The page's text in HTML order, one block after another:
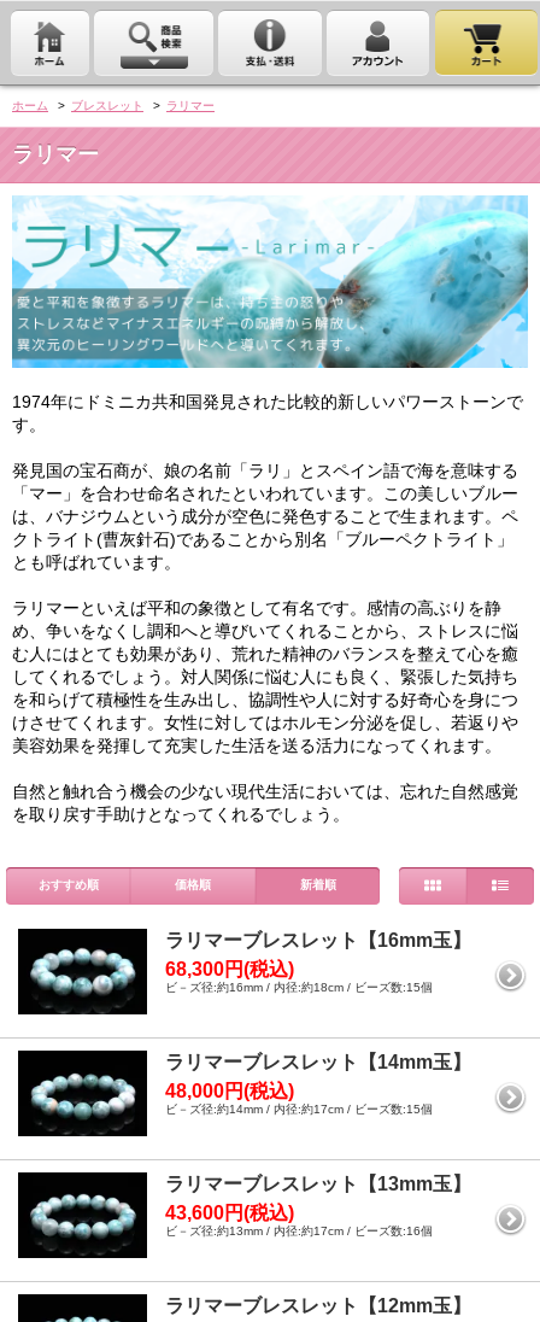
ホーム > ブレスレット > ラリマー
ラリマー
1974年にドミニカ共和国発見された比較的新しいパワーストーンで
す。
発見国の宝石商が、娘の名前「ラリ」とスペイン語で海を意味する
「マー」を合わせ命名されたといわれています。この美しいブルー
は、バナジウムという成分が空色に発色することで生まれます。ペ
クトライト(曹灰針石)であることから別名「ブルーペクトライト」
とも呼ばれています。
ラリマーといえば平和の象徴として有名です。感情の高ぶりを静
め、争いをなくし調和へと導びいてくれることから、ストレスに悩
む人にはとても効果があり、荒れた精神のバランスを整えて心を癒
してくれるでしょう。対人関係に悩む人にも良く、緊張した気持ち
を和らげて積極性を生み出し、協調性や人に対する好奇心を身につ
けさせてくれます。女性に対してはホルモン分泌を促し、若返りや
美容効果を発揮して充実した生活を送る活力になってくれます。
自然と触れ合う機会の少ない現代生活においては、忘れた自然感覚
を取り戻す手助けとなってくれるでしょう。
おすすめ順 価格順 新着順
ラリマーブレスレット【16mm玉】
68,300円(税込)
ビ－ズ径:約16mm / 内径:約18cm / ビーズ数:15個
ラリマーブレスレット【14mm玉】
48,000円(税込)
ビ－ズ径:約14mm / 内径:約17cm / ビーズ数:15個
ラリマーブレスレット【13mm玉】
43,600円(税込)
ビ－ズ径:約13mm / 内径:約17cm / ビーズ数:16個
ラリマーブレスレット【12mm玉】